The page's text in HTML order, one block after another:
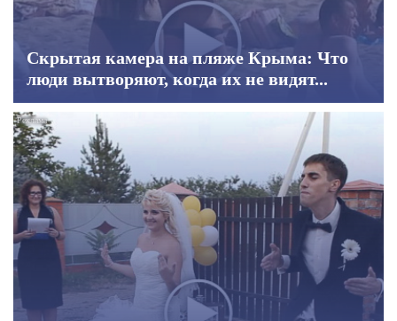
Скрытая камера на пляже Крыма: Что
люди вытворяют, когда их не видят...